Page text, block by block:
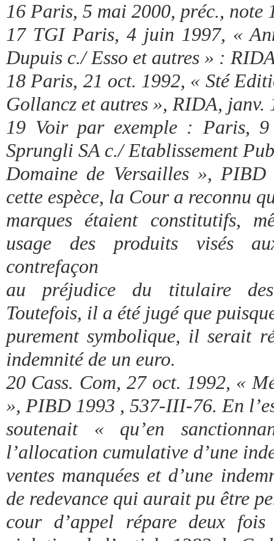
16 Paris, 5 mai 2000, préc., note
17 TGI Paris, 4 juin 1997, «
Dupuis c./ Esso et autres » :
18 Paris, 21 oct. 1992, « Sté
Gollancz et autres », RIDA, janv.
19 Voir par exemple : Paris,
Sprungli SA c./ Etablissement
Domaine de Versailles »,
cette espèce, la Cour a reconnu
marques étaient constitutifs,
usage des produits visés
contrefaçon
au préjudice du titulaire des
Toutefois, il a été jugé que
purement symbolique, il serait
indemnité de un euro.
20 Cass. Com, 27 oct. 1992, «
», PIBD 1993 , 537-III-76. En
soutenait « qu’en
l’allocation cumulative d’une
ventes manquées et d’une
de redevance qui aurait pu être
cour d’appel répare deux